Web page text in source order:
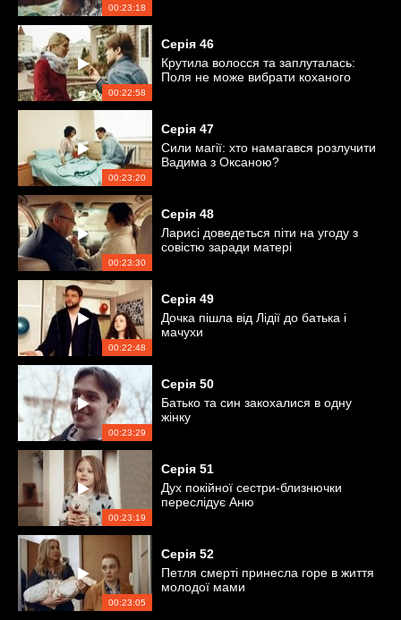
00:23:18
00:22:58
Серія 46
Крутила волосся та заплуталась:
Поля не може вибрати коханого
00:23:20
Серія 47
Сили магії: хто намагався розлучити
Вадима з Оксаною?
00:23:30
Серія 48
Ларисі доведеться піти на угоду з
совістю заради матері
00:22:48
Серія 49
Дочка пішла від Лідії до батька і
мачухи
00:23:29
Серія 50
Батько та син закохалися в одну
жінку
00:23:19
Серія 51
Дух покійної сестри-близнючки
переслідує Аню
00:23:05
Серія 52
Петля смерті принесла горе в життя
молодої мами